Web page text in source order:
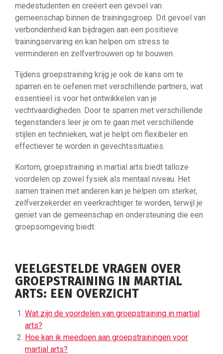
medestudenten en creëert een gevoel van
gemeenschap binnen de trainingsgroep. Dit gevoel van
verbondenheid kan bijdragen aan een positieve
trainingservaring en kan helpen om stress te
verminderen en zelfvertrouwen op te bouwen.
Tijdens groepstraining krijg je ook de kans om te
sparren en te oefenen met verschillende partners, wat
essentieel is voor het ontwikkelen van je
vechtvaardigheden. Door te sparren met verschillende
tegenstanders leer je om te gaan met verschillende
stijlen en technieken, wat je helpt om flexibeler en
effectiever te worden in gevechtssituaties.
Kortom, groepstraining in martial arts biedt talloze
voordelen op zowel fysiek als mentaal niveau. Het
samen trainen met anderen kan je helpen om sterker,
zelfverzekerder en veerkrachtiger te worden, terwijl je
geniet van de gemeenschap en ondersteuning die een
groepsomgeving biedt.
VEELGESTELDE VRAGEN OVER
GROEPSTRAINING IN MARTIAL
ARTS: EEN OVERZICHT
Wat zijn de voordelen van groepstraining in martial
arts?
Hoe kan ik meedoen aan groepstrainingen voor
martial arts?